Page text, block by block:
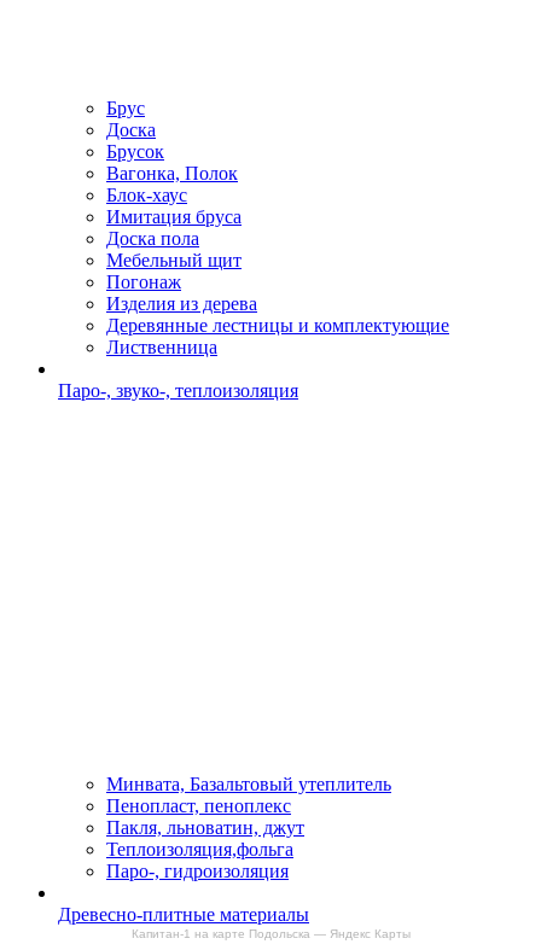
Капитан-1 на карте Подольска — Яндекс Карты
Брус
Доска
Брусок
Вагонка, Полок
Блок-хаус
Имитация бруса
Доска пола
Мебельный щит
Погонаж
Изделия из дерева
Деревянные лестницы и комплектующие
Лиственница
Паро-, звуко-, теплоизоляция
Минвата, Базальтовый утеплитель
Пенопласт, пеноплекс
Пакля, льноватин, джут
Теплоизоляция,фольга
Паро-, гидроизоляция
Древесно-плитные материалы